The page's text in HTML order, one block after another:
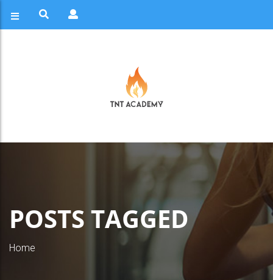
POSTS TAGGED
Home